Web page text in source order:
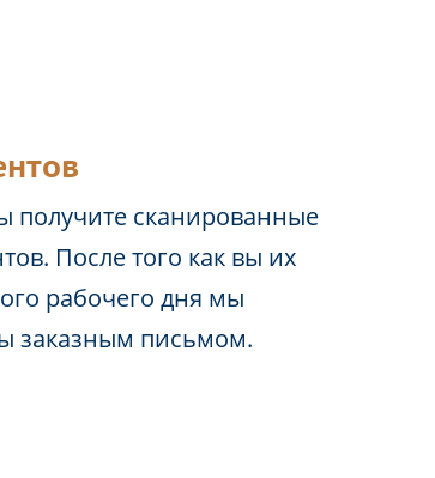
получите сканированные
После того как вы их
рабочего дня мы
заказным письмом.